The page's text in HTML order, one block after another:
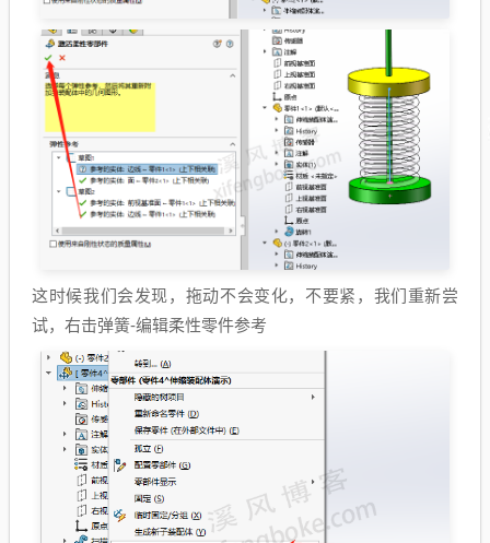
这时候我们会发现，拖动不会变化，不要紧，我们重新尝
试，右击弹簧-编辑柔性零件参考